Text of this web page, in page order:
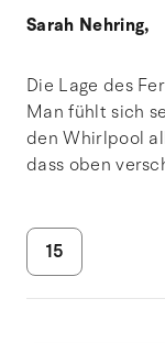
Sarah Nehring,
Die Lage des
Man fühlt sich
den Whirlpool
dass oben
15